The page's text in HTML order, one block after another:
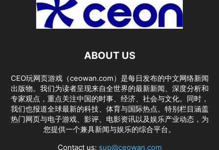
ABOUT US
CEO玩网页游戏（ceowan.com）是每日发布的中文网络新闻
出版物。我们为读者呈现来自全世界的最新新闻、深度分析和
专家观点，重点关注中国的时事、经济、社会与文化。同时，
我们也报道全球最新的科技、体育与国际热点。特别栏目涵盖
热门网页与电子游戏、影评、电影资讯以及娱乐产业动态，为
您提供一个兼具新闻与娱乐的综合平台。
Contact us: sup@ceowan.com